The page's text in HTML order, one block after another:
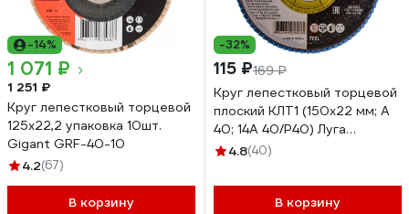
-14%
1 071 ₽
1 251 ₽
Круг лепестковый торцевой
125x22,2 упаковка 10шт.
Gigant GRF-40-10
4.2(67)
В корзину
-32%
115 ₽169 ₽
Круг лепестковый торцевой
плоский КЛТ1 (150х22 мм; А
40; 14А 40/Р40) Луга
4603347276273
4.8(40)
В корзину